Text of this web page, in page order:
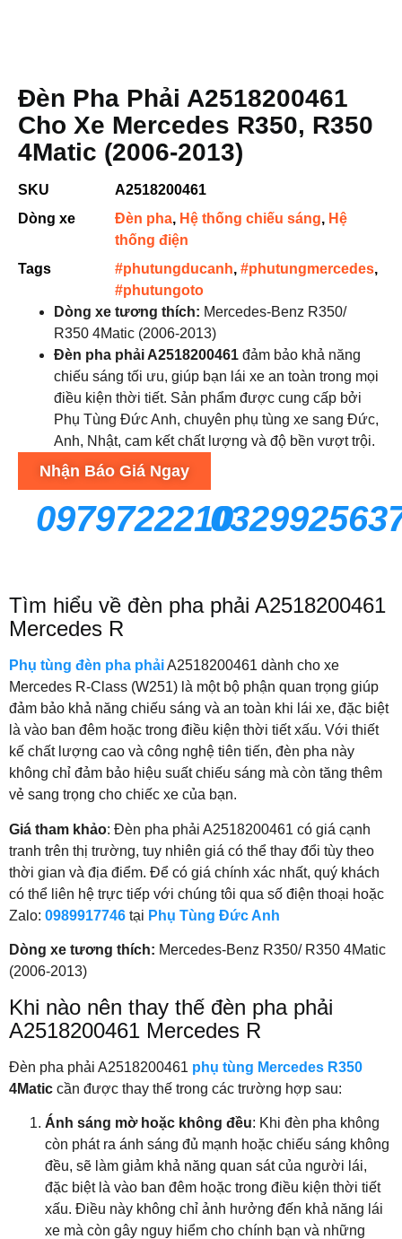
Đèn Pha Phải A2518200461
Cho Xe Mercedes R350, R350
4Matic (2006-2013)
SKU
A2518200461
Dòng xe
Đèn pha, Hệ thống chiếu sáng, Hệ
thống điện
Tags
#phutungducanh, #phutungmercedes,
#phutungoto
Dòng xe tương thích: Mercedes-Benz R350/
R350 4Matic (2006-2013)
Đèn pha phải A2518200461 đảm bảo khả năng
chiếu sáng tối ưu, giúp bạn lái xe an toàn trong mọi
điều kiện thời tiết. Sản phẩm được cung cấp bởi
Phụ Tùng Đức Anh, chuyên phụ tùng xe sang Đức,
Anh, Nhật, cam kết chất lượng và độ bền vượt trội.
Nhận Báo Giá Ngay
0979722210
Tìm hiểu về đèn pha phải A2518200461
Mercedes R
Phụ tùng đèn pha phảiA2518200461 dành cho xe
Mercedes R-Class (W251) là một bộ phận quan trọng giúp
đảm bảo khả năng chiếu sáng và an toàn khi lái xe, đặc biệt
là vào ban đêm hoặc trong điều kiện thời tiết xấu. Với thiết
kế chất lượng cao và công nghệ tiên tiến, đèn pha này
không chỉ đảm bảo hiệu suất chiếu sáng mà còn tăng thêm
vẻ sang trọng cho chiếc xe của bạn.
Giá tham khảo: Đèn pha phải A2518200461 có giá cạnh
tranh trên thị trường, tuy nhiên giá có thể thay đổi tùy theo
thời gian và địa điểm. Để có giá chính xác nhất, quý khách
có thể liên hệ trực tiếp với chúng tôi qua số điện thoại hoặc
Zalo: 0989917746 tại Phụ Tùng Đức Anh
Dòng xe tương thích: Mercedes-Benz R350/ R350 4Matic
(2006-2013)
Khi nào nên thay thế đèn pha phải
A2518200461 Mercedes R
Đèn pha phải A2518200461 phụ tùng Mercedes R350
4Matic cần được thay thế trong các trường hợp sau:
Ánh sáng mờ hoặc không đều: Khi đèn pha không
còn phát ra ánh sáng đủ mạnh hoặc chiếu sáng không
đều, sẽ làm giảm khả năng quan sát của người lái,
đặc biệt là vào ban đêm hoặc trong điều kiện thời tiết
xấu. Điều này không chỉ ảnh hưởng đến khả năng lái
xe mà còn gây nguy hiểm cho chính bạn và những